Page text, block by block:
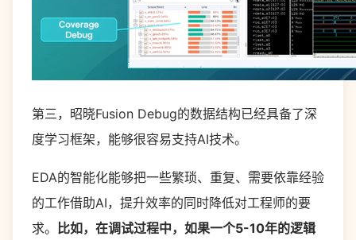
第三，昭晓Fusion Debug的数据结构已经具备了深
度学习框架，能够很容易支持AI技术。
EDA的智能化能够把一些繁琐、重复、需要依靠经验
的工作借助AI，提升效率的同时降低对工程师的要
求。 比如，在调试过程中，如果一个5-10年的逻辑